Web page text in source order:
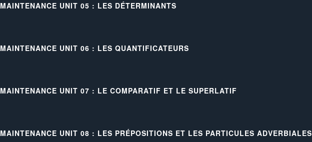
MAINTENANCE UNIT 05 : LES DÉTERMINANTS
MAINTENANCE UNIT 06 : LES QUANTIFICATEURS
MAINTENANCE UNIT 07 : LE COMPARATIF ET LE SUPERLATIF
MAINTENANCE UNIT 08 : LES PRÉPOSITIONS ET LES PARTICULES ADVERBIALES